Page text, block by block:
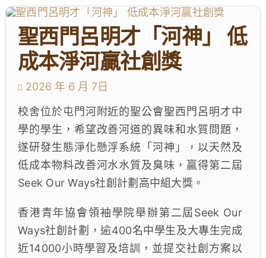
學生成就與學校活動
我們的聯繫
入學資訊
下載區
聖西門呂明才「河神」 低
成本淨河贏社創獎
2026 年 6 月 7日
校舍位於屯門河附近的聖公會聖西門呂明才中
學的學生，希望改善河道的異味和水質問題，
遂研發生態淨化懸浮系統「河神」，以天然及
低成本物料改善河水水質及臭味，贏得第二屆
Seek Our Ways社創計劃高中組大獎。
香港青年協會領袖學院舉辦第二屆Seek Our
Ways社創計劃，逾400名中學生及大專生完成
近14000小時學習及培訓，並提交社創方案以